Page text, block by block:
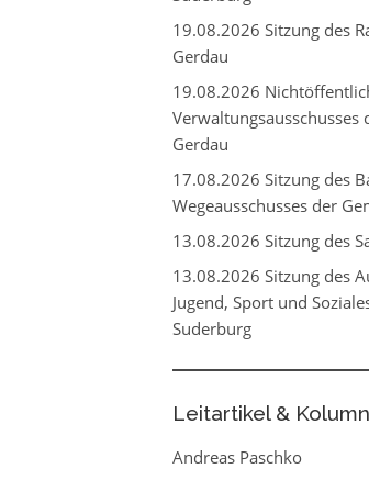
19.08.2026 Sitzung des
Gerdau
19.08.2026
Verwaltungsausschusses
Gerdau
17.08.2026 Sitzung des
Wegeausschusses der
13.08.2026 Sitzung des
13.08.2026 Sitzung des
Jugend, Sport und
Suderburg
Leitartikel &
Andreas Paschko